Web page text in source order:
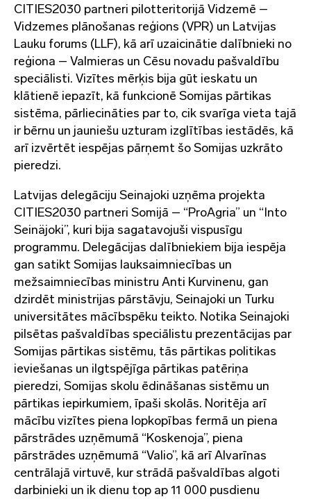
CITIES2030 partneri pilotteritorijā Vidzemē –
Vidzemes plānošanas reģions (VPR) un Latvijas
Lauku forums (LLF), kā arī uzaicinātie dalībnieki no
reģiona – Valmieras un Cēsu novadu pašvaldību
speciālisti. Vizītes mērķis bija gūt ieskatu un
klātienē iepazīt, kā funkcionē Somijas pārtikas
sistēma, pārliecināties par to, cik svarīga vieta tajā
ir bērnu un jauniešu uzturam izglītības iestādēs, kā
arī izvērtēt iespējas pārņemt šo Somijas uzkrāto
pieredzi.
Latvijas delegāciju Seinajoki uzņēma projekta
CITIES2030 partneri Somijā – “ProAgria” un “Into
Seinäjoki”, kuri bija sagatavojuši vispusīgu
programmu. Delegācijas dalībniekiem bija iespēja
gan satikt Somijas lauksaimniecības un
mežsaimniecības ministru Anti Kurvinenu, gan
dzirdēt ministrijas pārstāvju, Seinajoki un Turku
universitātes mācībspēku teikto. Notika Seinajoki
pilsētas pašvaldības speciālistu prezentācijas par
Somijas pārtikas sistēmu, tās pārtikas politikas
ieviešanas un ilgtspējīga pārtikas patēriņa
pieredzi, Somijas skolu ēdināšanas sistēmu un
pārtikas iepirkumiem, īpaši skolās. Noritēja arī
mācību vizītes piena lopkopības fermā un piena
pārstrādes uzņēmumā “Koskenoja”, piena
pārstrādes uzņēmumā “Valio”, kā arī Alvarīnas
centrālajā virtuvē, kur strādā pašvaldības algoti
darbinieki un ik dienu top ap 11 000 pusdienu